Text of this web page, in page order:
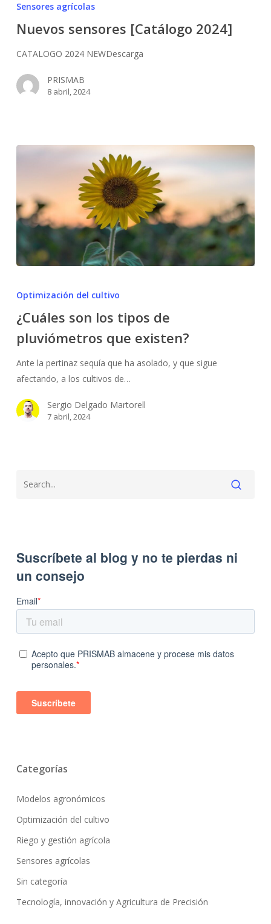
2024]
Sensores agrícolas
Nuevos sensores [Catálogo 2024]
CATALOGO 2024 NEWDescarga
PRISMAB
8 abril, 2024
tipos
de
que
existen?
Optimización del cultivo
¿Cuáles son los tipos de
pluviómetros que existen?
Ante la pertinaz sequía que ha asolado, y que sigue
afectando, a los cultivos de…
Sergio Delgado Martorell
7 abril, 2024
Categorías
Modelos agronómicos
Optimización del cultivo
Riego y gestión agrícola
Sensores agrícolas
Sin categoría
Tecnología, innovación y Agricultura de Precisión